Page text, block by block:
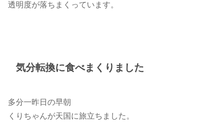
透明度が落ちまくっています。
気分転換に食べまくりました
多分一昨日の早朝
くりちゃんが天国に旅立ちました。